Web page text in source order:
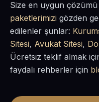
Size en uygun
paketlerimizi gözden
edilenler şunlar:
Sitesi, Avukat Sitesi,
Ücretsiz teklif almak
faydalı rehberler için